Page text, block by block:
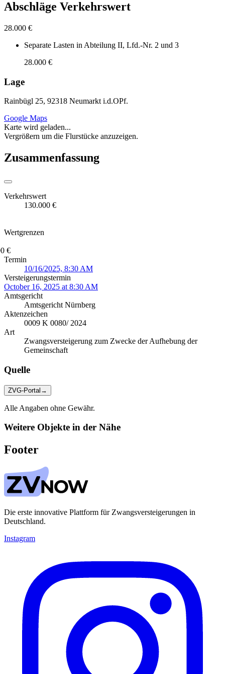
Abschläge Verkehrswert
28.000 €
Separate Lasten in Abteilung II, Lfd.-Nr. 2 und 3
28.000 €
Lage
Rainbügl 25, 92318 Neumarkt i.d.OPf.
Google Maps
Karte wird geladen...
Vergrößern um die Flurstücke anzuzeigen.
Zusammenfassung
Verkehrswert
130.000 €
Wertgrenzen
€
Termin
10/16/2025, 8:30 AM
Versteigerungstermin
October 16, 2025 at 8:30 AM
Amtsgericht
Amtsgericht Nürnberg
Aktenzeichen
0009 K 0080/ 2024
Art
Zwangsversteigerung zum Zwecke der Aufhebung der
Gemeinschaft
Quelle
ZVG-Portal →
Alle Angaben ohne Gewähr.
Weitere Objekte in der Nähe
Footer
Die erste innovative Plattform für Zwangsversteigerungen in
Deutschland.
Instagram